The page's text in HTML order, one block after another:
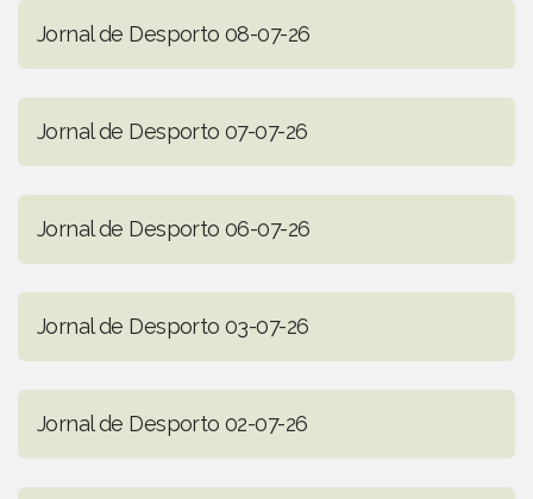
Jornal de Desporto 08-07-26
Jornal de Desporto 07-07-26
Jornal de Desporto 06-07-26
Jornal de Desporto 03-07-26
Jornal de Desporto 02-07-26